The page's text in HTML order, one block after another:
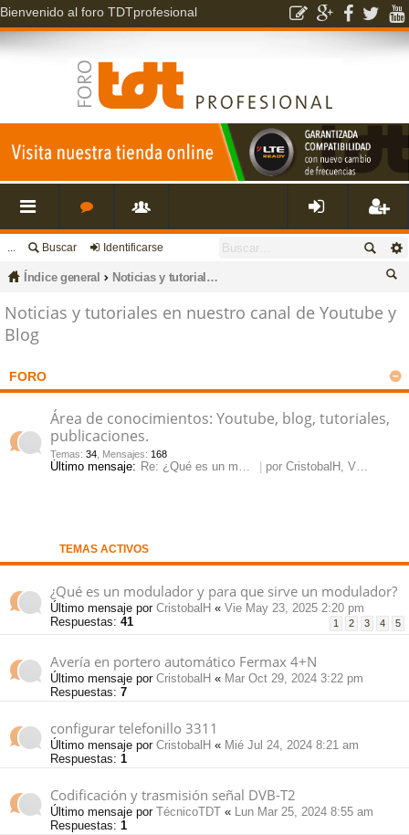
Bienvenido al foro TDTprofesional
nl
es
rá
pi
s
s
ri
o
ar
eg
rs
... Buscar Identificarse
Índice general
Noticias y tutoriales en nuestro canal de Youtube y Blog
Noticias y tutoriales en nuestro canal de Youtube y
Blog
FORO
Área de conocimientos: Youtube, blog, tutoriales,
publicaciones.
Temas: 34 Mensajes: 168
Último mensaje: Re: ¿Qué es un modulador y pa… por CristobalH , Vie May 23, 2025 2:20 pm
TEMAS ACTIVOS
¿Qué es un modulador y para que sirve un modulador?
Último mensaje por CristobalH « Vie May 23, 2025 2:20 pm
Respuestas: 41 1 2 3 4 5
Avería en portero automático Fermax 4+N
Último mensaje por CristobalH « Mar Oct 29, 2024 3:22 pm
Respuestas: 7
configurar telefonillo 3311
Último mensaje por CristobalH « Mié Jul 24, 2024 8:21 am
Respuestas: 1
Codificación y trasmisión señal DVB-T2
Último mensaje por TécnicoTDT « Lun Mar 25, 2024 8:55 am
Respuestas: 1